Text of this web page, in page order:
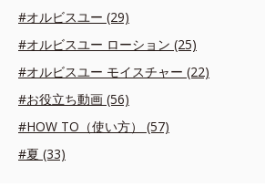
#オルビスユー (29)
#オルビスユー ローション (25)
#オルビスユー モイスチャー (22)
#お役立ち動画 (56)
#HOW TO（使い方） (57)
#夏 (33)